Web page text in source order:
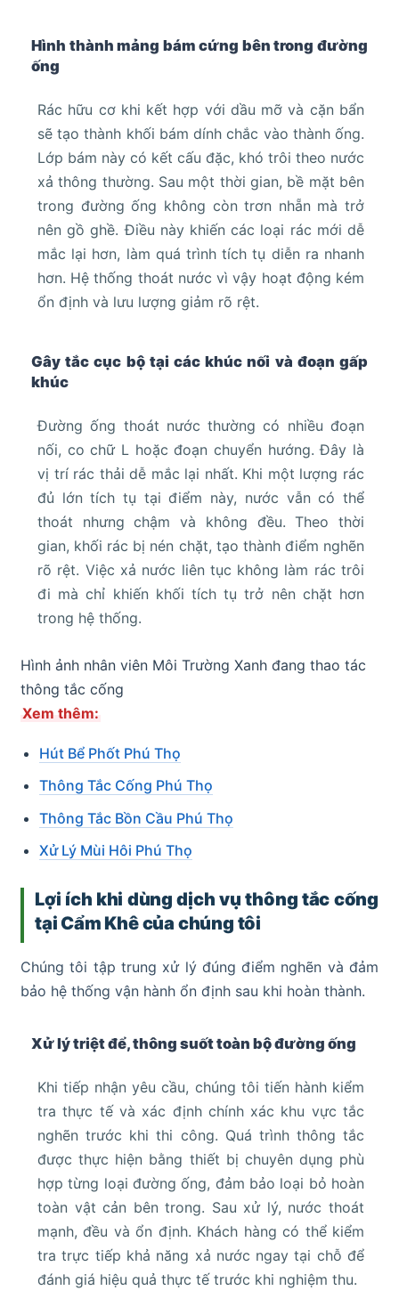
Hình thành mảng bám cứng bên trong đường
ống
Rác hữu cơ khi kết hợp với dầu mỡ và cặn bẩn
sẽ tạo thành khối bám dính chắc vào thành ống.
Lớp bám này có kết cấu đặc, khó trôi theo nước
xả thông thường. Sau một thời gian, bề mặt bên
trong đường ống không còn trơn nhẵn mà trở
nên gồ ghề. Điều này khiến các loại rác mới dễ
mắc lại hơn, làm quá trình tích tụ diễn ra nhanh
hơn. Hệ thống thoát nước vì vậy hoạt động kém
ổn định và lưu lượng giảm rõ rệt.
Gây tắc cục bộ tại các khúc nối và đoạn gấp
khúc
Đường ống thoát nước thường có nhiều đoạn
nối, co chữ L hoặc đoạn chuyển hướng. Đây là
vị trí rác thải dễ mắc lại nhất. Khi một lượng rác
đủ lớn tích tụ tại điểm này, nước vẫn có thể
thoát nhưng chậm và không đều. Theo thời
gian, khối rác bị nén chặt, tạo thành điểm nghẽn
rõ rệt. Việc xả nước liên tục không làm rác trôi
đi mà chỉ khiến khối tích tụ trở nên chặt hơn
trong hệ thống.
Hình ảnh nhân viên Môi Trường Xanh đang thao tác
thông tắc cống
Xem thêm:
Hút Bể Phốt Phú Thọ
Thông Tắc Cống Phú Thọ
Thông Tắc Bồn Cầu Phú Thọ
Xử Lý Mùi Hôi Phú Thọ
Lợi ích khi dùng dịch vụ thông tắc cống
tại Cẩm Khê của chúng tôi
Chúng tôi tập trung xử lý đúng điểm nghẽn và đảm
bảo hệ thống vận hành ổn định sau khi hoàn thành.
Xử lý triệt để, thông suốt toàn bộ đường ống
Khi tiếp nhận yêu cầu, chúng tôi tiến hành kiểm
tra thực tế và xác định chính xác khu vực tắc
nghẽn trước khi thi công. Quá trình thông tắc
được thực hiện bằng thiết bị chuyên dụng phù
hợp từng loại đường ống, đảm bảo loại bỏ hoàn
toàn vật cản bên trong. Sau xử lý, nước thoát
mạnh, đều và ổn định. Khách hàng có thể kiểm
tra trực tiếp khả năng xả nước ngay tại chỗ để
đánh giá hiệu quả thực tế trước khi nghiệm thu.